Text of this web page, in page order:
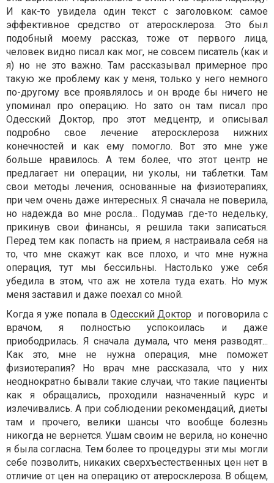
И как-то увидела один текст с заголовком: самое
эффективное средство от атеросклероза. Это был
подобный моему рассказ, тоже от первого лица,
человек видно писал как мог, не совсем писатель (как и
я) но не это важно. Там рассказывал примерное про
такую же проблему как у меня, только у него немного
по-другому все проявлялось и он вроде бы ничего не
упоминал про операцию. Но зато он там писал про
Одесский Доктор, про этот медцентр, и описывал
подробно свое лечение атеросклероза нижних
конечностей и как ему помогло. Вот это мне уже
больше нравилось. А тем более, что этот центр не
предлагает ни операции, ни уколы, ни таблетки. Там
свои методы лечения, основанные на физиотерапиях,
при чем очень даже интересных. Я сначала не поверила,
но надежда во мне росла... Подумав где-то недельку,
прикинув свои финансы, я решила таки записаться.
Перед тем как попасть на прием, я настраивала себя на
то, что мне скажут как все плохо, и что мне нужна
операция, тут мы бессильны. Настолько уже себя
убедила в этом, что аж не хотела туда ехать. Но муж
меня заставил и даже поехал со мной.
Когда я уже попала в Одесский Доктор и поговорила с
врачом, я полностью успокоилась и даже
приободрилась. Я сначала думала, что меня разводят...
Как это, мне не нужна операция, мне поможет
физиотерапия? Но врач мне рассказала, что у них
неоднократно бывали такие случаи, что такие пациенты
как я обращались, проходили назначенный курс и
излечивались. А при соблюдении рекомендаций, диеты
там и прочего, велики шансы что вообще болезнь
никогда не вернется. Ушам своим не верила, но конечно
я была согласна. Тем более то процедуры эти мы могли
себе позволить, никаких сверхъестественных цен нет в
отличие от цен на операцию от атеросклероза. В общем,